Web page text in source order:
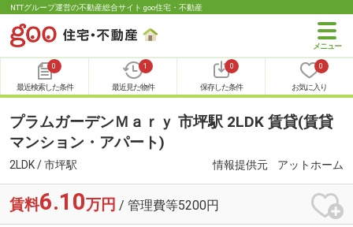
NTTグループ運営の不動産総合サイト goo住宅・不動産
0
最近検索した条件
1
最近見た物件
0
保存した条件
0
お気に入り
プラムガーデンＭａｒｙ 市坪駅 2LDK 賃貸(賃貸
マンション・アパート)
2LDK / 市坪駅 情報提供元 アットホーム
賃料6.10万円 / 管理費等5200円